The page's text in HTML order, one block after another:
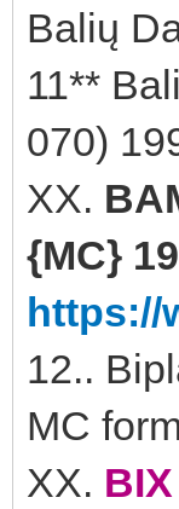
Balių
11**
070)
XX.
{MC}
https://
12..
MC
XX.